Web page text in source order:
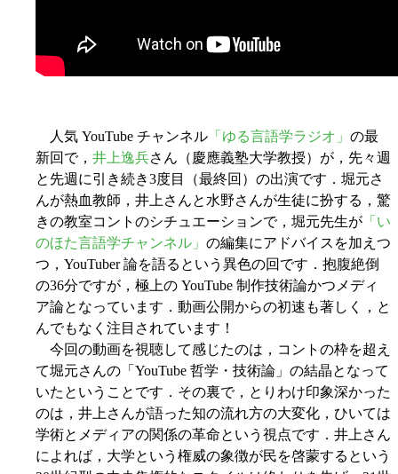
人気 YouTube チャンネル 「ゆる言語学ラジオ」 の最
新回で， 井上逸兵さん（慶應義塾大学教授）が，先々週
と先週に引き続き3度目（最終回）の出演です．堀元さ
んが熱血教師，井上さんと水野さんが生徒に扮する，驚
きの教室コントのシチュエーションで，堀元先生が 「い
のほた言語学チャンネル」 の編集にアドバイスを加えつ
つ，YouTuber 論を語るという異色の回です．抱腹絶倒
の36分ですが，極上の YouTube 制作技術論かつメディ
ア論となっています．動画公開からの初速も著しく，と
んでもなく注目されています！
今回の動画を視聴して感じたのは，コントの枠を超え
て堀元さんの「YouTube 哲学・技術論」の結晶となって
いたということです．その裏で，とりわけ印象深かった
のは，井上さんが語った知の流れ方の大変化，ひいては
学術とメディアの関係の革命という視点です．井上さん
によれば，大学という権威の象徴が民を啓蒙するという